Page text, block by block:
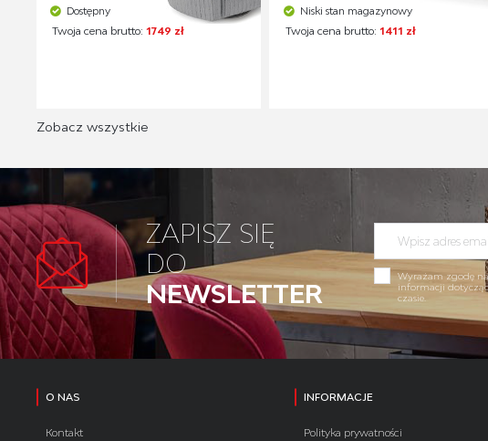
Dostępny
Twoja cena brutto:1749 zł
Niski stan magazynowy
Twoja cena brutto:1411 zł
Zobacz wszystkie
ZAPISZ SIĘ
DO
NEWSLETTER
Wyrażam zgodę
informacji
czasie.
O NAS
Kontakt
INFORMACJE
Polityka prywatności